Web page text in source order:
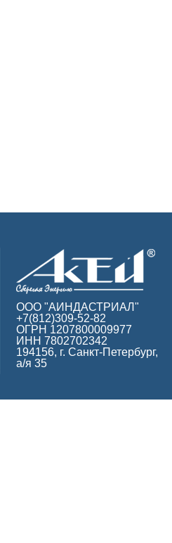
ООО "АИНДАСТРИАЛ"
+7(812)309-52-82
ОГРН 1207800009977
ИНН 7802702342
194156, г. Санкт-Петербург,
а/я 35